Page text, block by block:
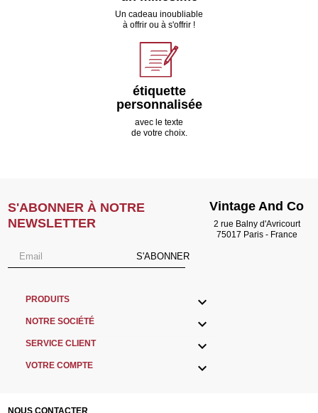
Un cadeau inoubliable
à offrir ou à s'offrir !
étiquette
personnalisée
avec le texte
de votre choix.
S'ABONNER À NOTRE
NEWSLETTER
S'ABONNER
PRODUITS 
NOTRE SOCIÉTÉ 
SERVICE CLIENT 
VOTRE COMPTE 
Vintage And Co
2 rue Balny d'Avricourt
75017 Paris - France
NOUS CONTACTER